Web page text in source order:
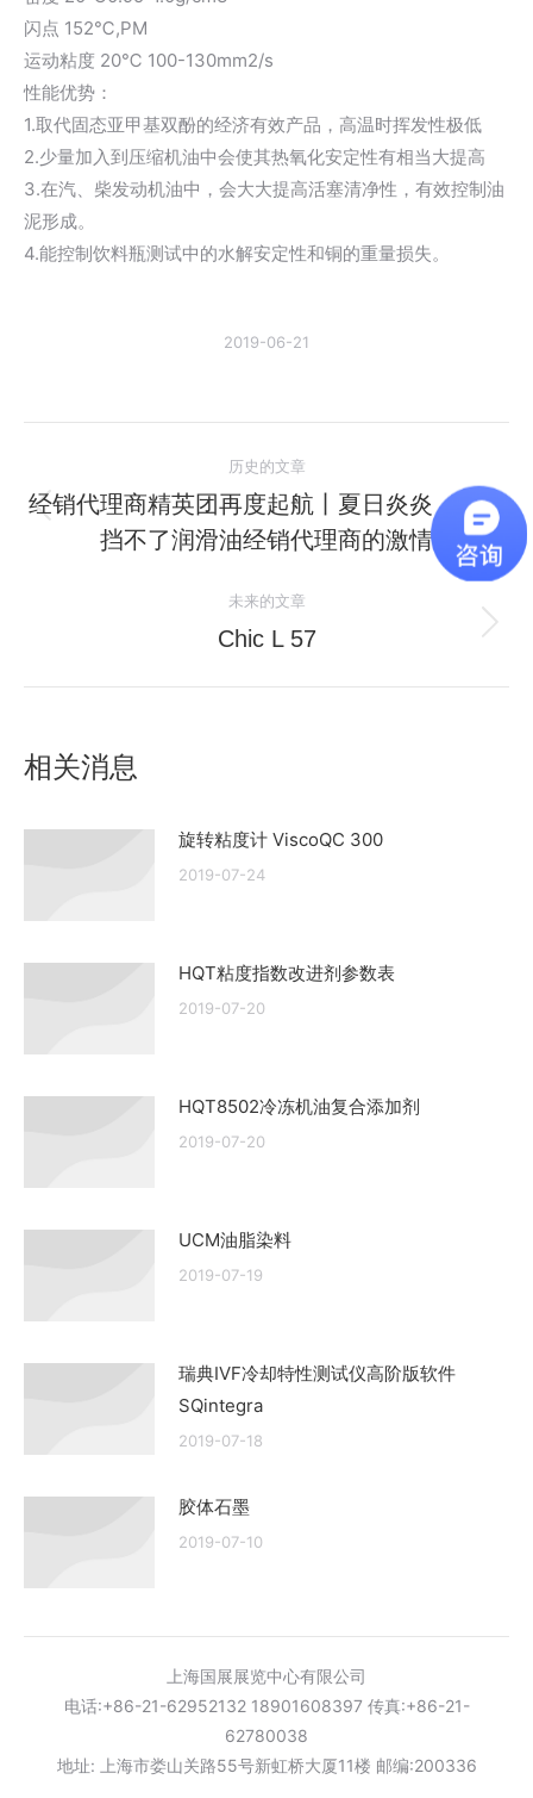
闪点 152℃,PM
运动粘度 20℃ 100-130mm2/s
性能优势：
1.取代固态亚甲基双酚的经济有效产品，高温时挥发性极低
2.少量加入到压缩机油中会使其热氧化安定性有相当大提高
3.在汽、柴发动机油中，会大大提高活塞清净性，有效控制油
泥形成。
4.能控制饮料瓶测试中的水解安定性和铜的重量损失。
2019-06-21
章
历史的文章
历
史
章：
经销代理商精英团再度起航丨夏日炎炎，也阻
挡不了润滑油经销代理商的激情
未来的文章
未
Chic L 57
相关消息
旋转粘度计 ViscoQC 300
2019-07-24
HQT粘度指数改进剂参数表
2019-07-20
HQT8502冷冻机油复合添加剂
2019-07-20
UCM油脂染料
2019-07-19
瑞典IVF冷却特性测试仪高阶版软件
SQintegra
2019-07-18
胶体石墨
2019-07-10
上海国展展览中心有限公司
电话:+86-21-62952132 18901608397 传真:+86-21-
62780038
地址: 上海市娄山关路55号新虹桥大厦11楼 邮编:200336